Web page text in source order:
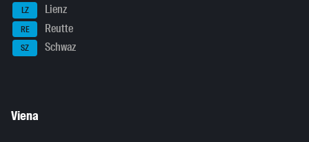
LZ Lienz
RE Reutte
SZ Schwaz
Viena